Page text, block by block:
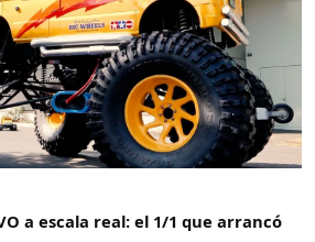
a escala real: el 1/1 que arrancó